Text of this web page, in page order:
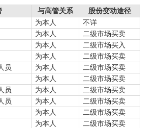
与高管关系
股份变动途径
为本人
不详
为本人
二级市场买卖
为本人
二级市场买入
为本人
二级市场买卖
员 为本人
二级市场买卖
为本人
二级市场买卖
员 为本人
二级市场买卖
员 为本人
二级市场买卖
为本人
二级市场买卖
为本人 二级市场买卖